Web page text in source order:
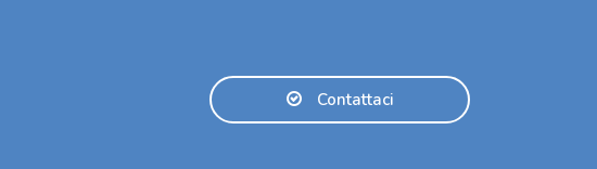
Contattaci